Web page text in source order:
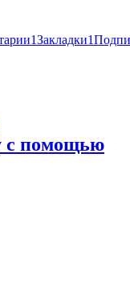
1Закладки1
с помощью